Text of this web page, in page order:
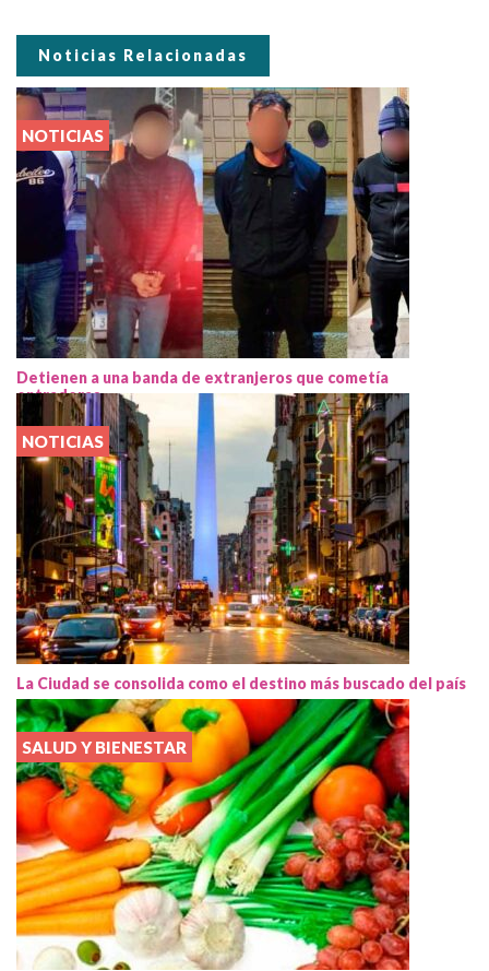
Noticias Relacionadas
NOTICIAS
Detienen a una banda de extranjeros que cometía
entraderas
NOTICIAS
La Ciudad se consolida como el destino más buscado del país
SALUD Y BIENESTAR